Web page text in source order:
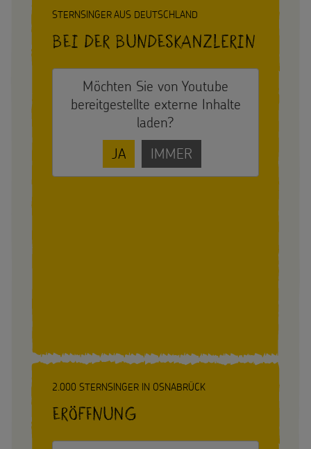
STERNSINGER AUS DEUTSCHLAND
Bei der Bundeskanzlerin
Möchten Sie von Youtube
bereitgestellte externe Inhalte
laden?
JA
IMMER
2.000 STERNSINGER IN OSNABRÜCK
Eröffnung